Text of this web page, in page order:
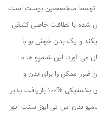
توسط متخصصین پوست است
شده با لطافت خاصی کثیفی
و یک بدن خوش بو با
می آورد. این شامپو ها با
ضرر ممکن را برای بدن و
پوست خواهند داشت. همچنین در بطری های پلاستیکی %100 بازیافت پذیر
بدن اس تی ایوز سنت ایوز